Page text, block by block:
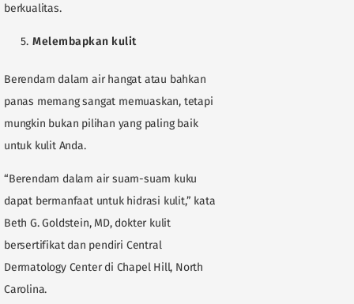
berkualitas.
Melembapkan kulit
Berendam dalam air hangat atau bahkan
panas memang sangat memuaskan, tetapi
mungkin bukan pilihan yang paling baik
untuk kulit Anda.
“Berendam dalam air suam-suam kuku
dapat bermanfaat untuk hidrasi kulit,” kata
Beth G. Goldstein, MD, dokter kulit
bersertifikat dan pendiri Central
Dermatology Center di Chapel Hill, North
Carolina.